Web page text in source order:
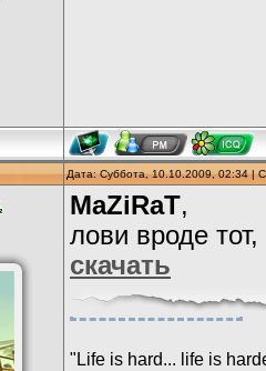
Дата: Суббота, 10.10.2009, 02:34 |
MaZiRaT,
лови вроде
скачать
"Life is hard... life is